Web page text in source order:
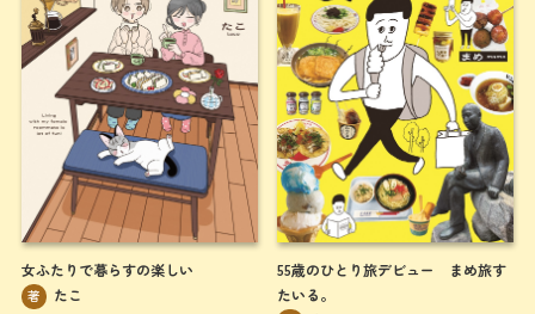
女ふたりで暮らすの楽しい
著 たこ
55歳のひとり旅デビュー まめ旅す
たいる。